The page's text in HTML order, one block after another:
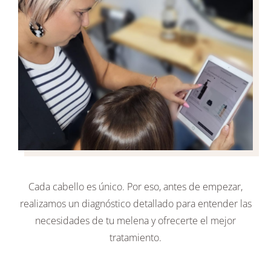
Cada cabello es único. Por eso, antes de empezar,
realizamos un diagnóstico detallado para entender las
necesidades de tu melena y ofrecerte el mejor
tratamiento.